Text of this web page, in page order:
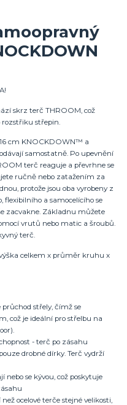
skrz terč THROOM, což
střepin.
cm KNOCKDOWN™ a
samostatně. Po upevnění
terč reaguje a převrhne se
ručně nebo zatažením za
protože jsou oba vyrobeny z
a samocelícího se
zacvakne. Základnu můžete
vrutů nebo matic a šroubů.
terč.
celkem x průměr kruhu x
střely, čímž se
což je ideální pro střelbu na
- terč po zásahu
drobné dírky. Terč vydrží
nebo se kývou, což poskytuje
ocelové terče stejné velikosti,